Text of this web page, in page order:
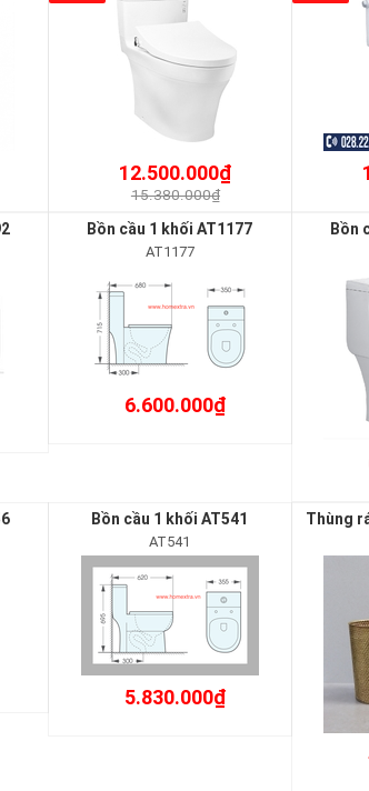
12.500.000₫
15.380.000₫
Bồn cầu 1 khối AT1177
AT1177
6.600.000₫
Bồn
Bồn cầu 1 khối AT541
AT541
5.830.000₫
Thùng